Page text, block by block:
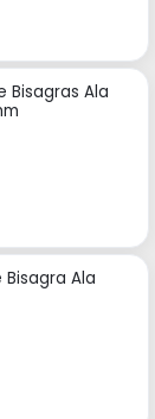
Bisagras Ala
Bisagra Ala